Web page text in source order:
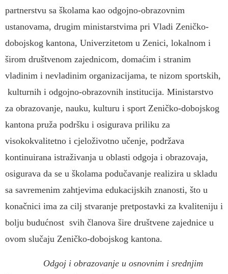
partnerstvu sa školama kao odgojno-obrazovnim
ustanovama, drugim ministarstvima pri Vladi Zeničko-
dobojskog kantona, Univerzitetom u Zenici, lokalnom i
širom društvenom zajednicom, domaćim i stranim
vladinim i nevladinim organizacijama, te nizom sportskih,
kulturnih i odgojno-obrazovnih institucija. Ministarstvo
za obrazovanje, nauku, kulturu i sport Zeničko-dobojskog
kantona pruža podršku i osigurava priliku za
visokokvalitetno i cjeloživotno učenje, podržava
kontinuirana istraživanja u oblasti odgoja i obrazovaja,
osigurava da se u školama podučavanje realizira u skladu
sa savremenim zahtjevima edukacijskih znanosti, što u
konačnici ima za cilj stvaranje pretpostavki za kvaliteniju i
bolju budućnost svih članova šire društvene zajednice u
ovom slučaju Zeničko-dobojskog kantona.
Odgoj i obrazovanje u osnovnim i srednjim